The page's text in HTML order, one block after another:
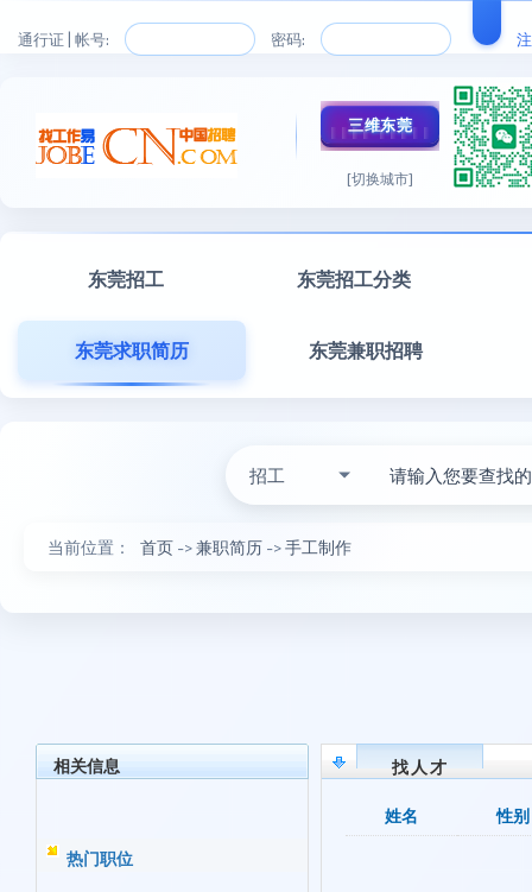
通行证 | 帐号: 密码:
三维东莞
[切换城市]
东莞招工 东莞招工分类
东莞求职简历 东莞兼职招聘
招工
当前位置： 首页 ->兼职简历 ->手工制作
相关信息
热门职位
找人才
姓名 性别